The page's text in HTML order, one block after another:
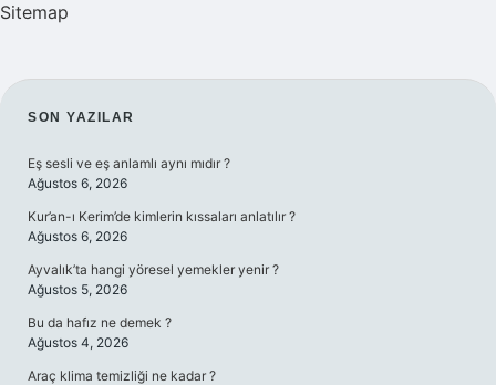
Sitemap
SIDEBAR
SON YAZILAR
Eş sesli ve eş anlamlı aynı mıdır ?
Ağustos 6, 2026
Kur’an-ı Kerim’de kimlerin kıssaları anlatılır ?
Ağustos 6, 2026
Ayvalık’ta hangi yöresel yemekler yenir ?
Ağustos 5, 2026
Bu da hafız ne demek ?
Ağustos 4, 2026
Araç klima temizliği ne kadar ?